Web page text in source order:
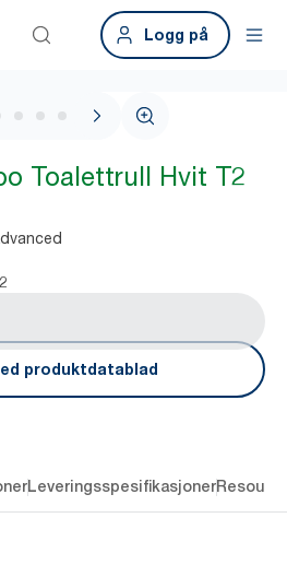
Logg på
1 / 6
Toalettrull Hvit T2
produktdatablad
Leveringsspesifikasjoner